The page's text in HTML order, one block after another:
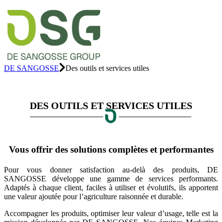
DE SANGOSSE Des outils et services utiles
DES OUTILS ET SERVICES UTILES
Vous offrir des solutions complètes et performantes
Pour vous donner satisfaction au-delà des produits, DE
SANGOSSE développe une gamme de services performants.
Adaptés à chaque client, faciles à utiliser et évolutifs, ils apportent
une valeur ajoutée pour l’agriculture raisonnée et durable.
Accompagner les produits, optimiser leur valeur d’usage, telle est la